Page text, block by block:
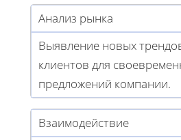
Анализ рынка
Выявление новых
клиентов для
предложений компании.
Взаимодействие